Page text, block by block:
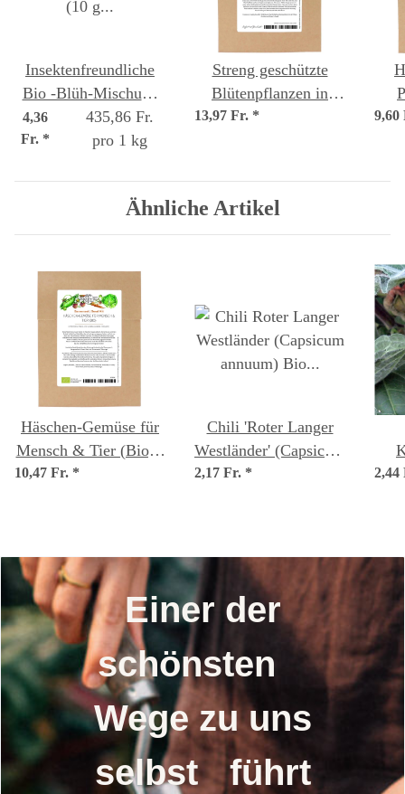
Insektenfreundliche
Bio -Blüh-Mischung
(10 g passend für ca. 5
m² Fläche)
4,36
Fr. *
435,86 Fr.
pro 1 kg
Streng geschützte
Blütenpflanzen in
Mitteleuropa -
13,97 Fr. *
Ähnliche Artikel
Häschen-Gemüse für
Mensch & Tier (Bio) -
Samenset
10,47 Fr. *
Chili 'Roter Langer
Westländer' (Capsicum
annuum) Bio Saatgut
2,17 Fr. *
Einer der
schönsten
Wege zu uns
selbst führt